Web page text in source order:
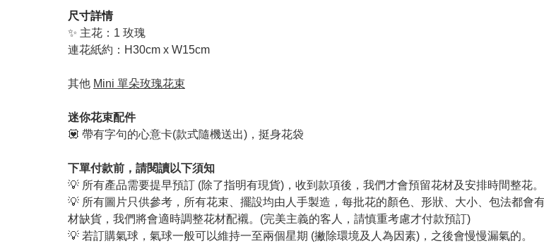
尺寸詳情
✨ 主花：1 玫瑰
連花紙約： H30cm x W15cm
其他 Mini 單朵玫瑰花束
迷你花束配件
💟 帶有字句的心意卡(款式隨機送出)，挺身花袋
下單付款前，請閱讀以下須知
💡 所有產品需要提早預訂 (除了指明有現貨)，收到款項後，我們才會預留花材及安排時間整花。
💡 所有圖片只供參考，所有花束、擺設均由人手製造，每批花的顏色、形狀、大小、包法都
材缺貨，我們將會適時調整花材配襯。(完美主義的客人，請慎重考慮才付款預訂)
💡 若訂購氣球，氣球一般可以維持一至兩個星期 (撇除環境及人為因素)，之後會慢慢漏氣的。